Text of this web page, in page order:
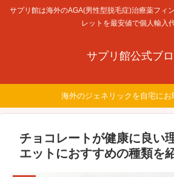
サプリ館は海外のAGA(男性型脱毛症)治療薬フィ
レットを最安値で個人輸入
サプリ館公式ブ
海外のジェネリックを自宅にお
チョコレートが健康に良い
エットにおすすめの種類を